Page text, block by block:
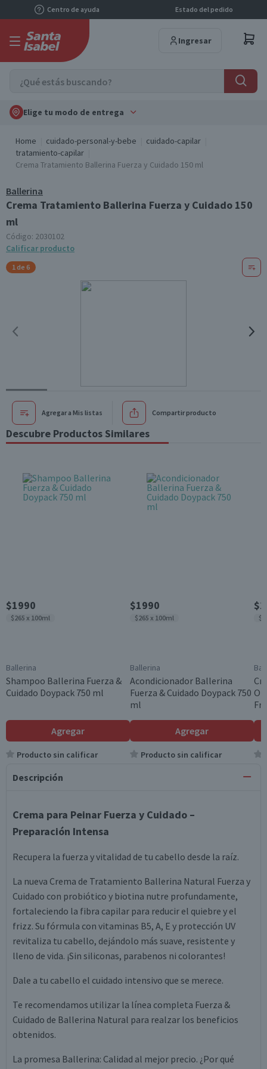
Centro de ayuda Estado del pedido
Ingresar
Elige tu modo de entrega
Home cuidado-personal-y-bebe
cuidado-capilar
tratamiento-capilar
Crema Tratamiento Ballerina Fuerza y Cuidado 150 ml
Ballerina
Crema Tratamiento Ballerina Fuerza y Cuidado 150
ml
Código: 2030102
Calificar producto
1 de 6
Agregar a Mis listas Compartir producto
Descubre Productos Similares
$1990
$265 x 100ml
Ballerina
Shampoo Ballerina Fuerza &
Cuidado Doypack 750 ml
Agregar
Producto sin calificar
$1990
$265 x 100ml
Ballerina
Acondicionador Ballerina
Fuerza & Cuidado Doypack 750
ml
Agregar
Producto sin calificar
Descripción
Crema para Peinar Fuerza y Cuidado –
Preparación Intensa
Recupera la fuerza y vitalidad de tu cabello desde la raíz.
La nueva Crema de Tratamiento Ballerina Natural Fuerza y
Cuidado con probiótico y biotina nutre profundamente,
fortaleciendo la fibra capilar para reducir el quiebre y el
frizz. Su fórmula con vitaminas B5, A, E y protección UV
revitaliza tu cabello, dejándolo más suave, resistente y
lleno de vida. ¡Sin siliconas, parabenos ni colorantes!
Dale a tu cabello el cuidado intensivo que se merece.
Te recomendamos utilizar la línea completa Fuerza &
Cuidado de Ballerina Natural para realzar los beneficios
obtenidos.
La promesa Ballerina: Calidad al mejor precio. ¿Por qué